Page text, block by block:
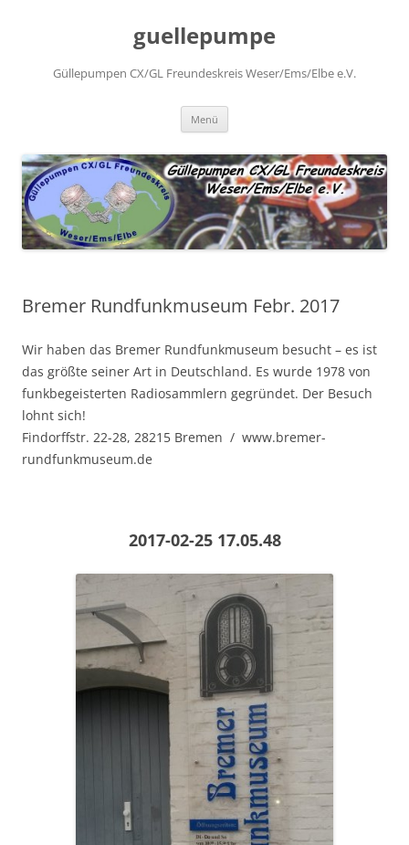
guellepumpe
Güllepumpen CX/GL Freundeskreis Weser/Ems/Elbe e.V.
Menü
Bremer Rundfunkmuseum Febr. 2017
Wir haben das Bremer Rundfunkmuseum besucht – es ist
das größte seiner Art in Deutschland. Es wurde 1978 von
funkbegeisterten Radiosammlern gegründet. Der Besuch
lohnt sich!
Findorffstr. 22-28, 28215 Bremen / www.bremer-
rundfunkmuseum.de
2017-02-25 17.05.48